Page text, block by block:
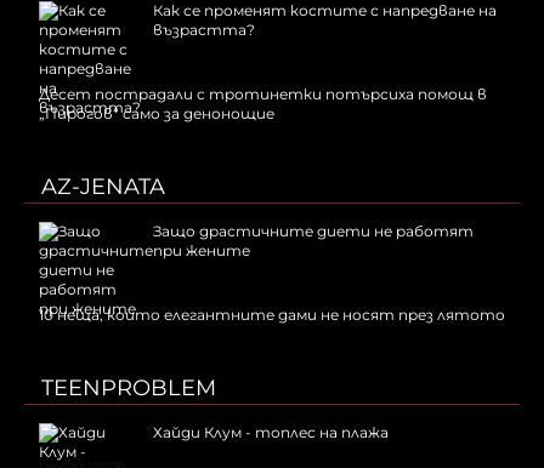
Как се променят костите с напредване на
възрастта?
Десет пострадали с тротинетки потърсиха помощ в
„Пирогов“ само за денонощие
AZ-JENATA
Защо драстичните диети не работят
при жените
10 неща, които елегантните дами не носят през лятото
TEENPROBLEM
Хайди Клум - топлес на плажа